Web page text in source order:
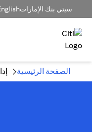
سيتي بنك الإمارات
الصفحة الرئيسية